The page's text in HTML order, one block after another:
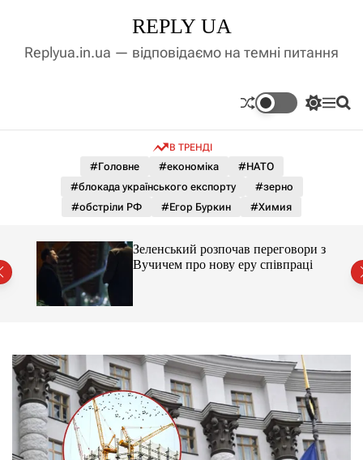
д
у
REPLY UA
Replyua.in.ua — відповідаємо на темні питання
П
к
а
о
л
ь
г
о
р
ж
и
м
у
М П
В ТРЕНДІ
#Головне #економіка
#НАТО
#блокада українського експорту
#зерно
#обстріли РФ
#Егор Буркин #Химия
Зеленський розпочав переговори з
Вучичем про нову еру співпраці